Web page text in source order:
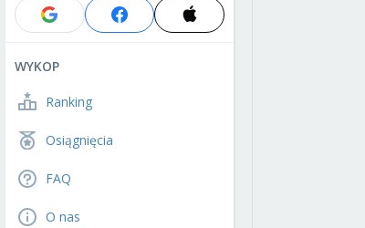
WYKOP
Ranking
Osiągnięcia
FAQ
O nas